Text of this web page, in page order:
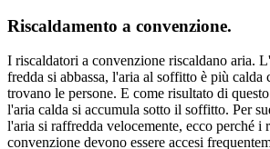
Riscaldamento a convenzione.
I riscaldatori a convenzione riscaldano aria.
fredda si abbassa, l'aria al soffitto è più calda
trovano le persone. E come risultato di
l'aria calda si accumula sotto il soffitto. Per
l'aria si raffredda velocemente, ecco perché i
convenzione devono essere accesi